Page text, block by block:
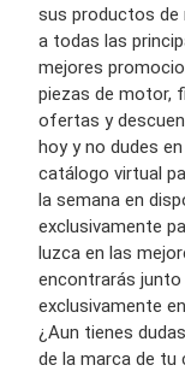
sus productos de
a todas las
mejores
piezas de motor,
ofertas y
hoy y no dudes
catálogo virtual
la semana en
exclusivamente
luzca en las
encontrarás junto
exclusivamente
¿Aun tienes
de la marca de tu